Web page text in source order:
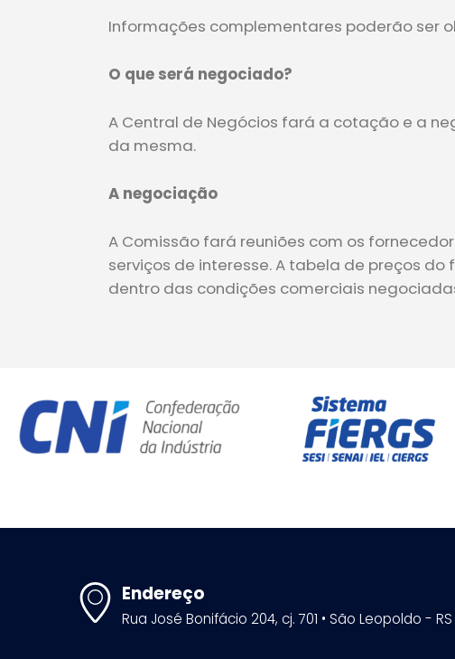
Informações complementares poderão ser
O que será negociado?
A Central de Negócios fará a cotação e a
da mesma.
A negociação
A Comissão fará reuniões com os
serviços de interesse. A tabela de preços
dentro das condições comerciais
Endereço
Rua José Bonifácio 204, cj. 701 • São Leopoldo - RS